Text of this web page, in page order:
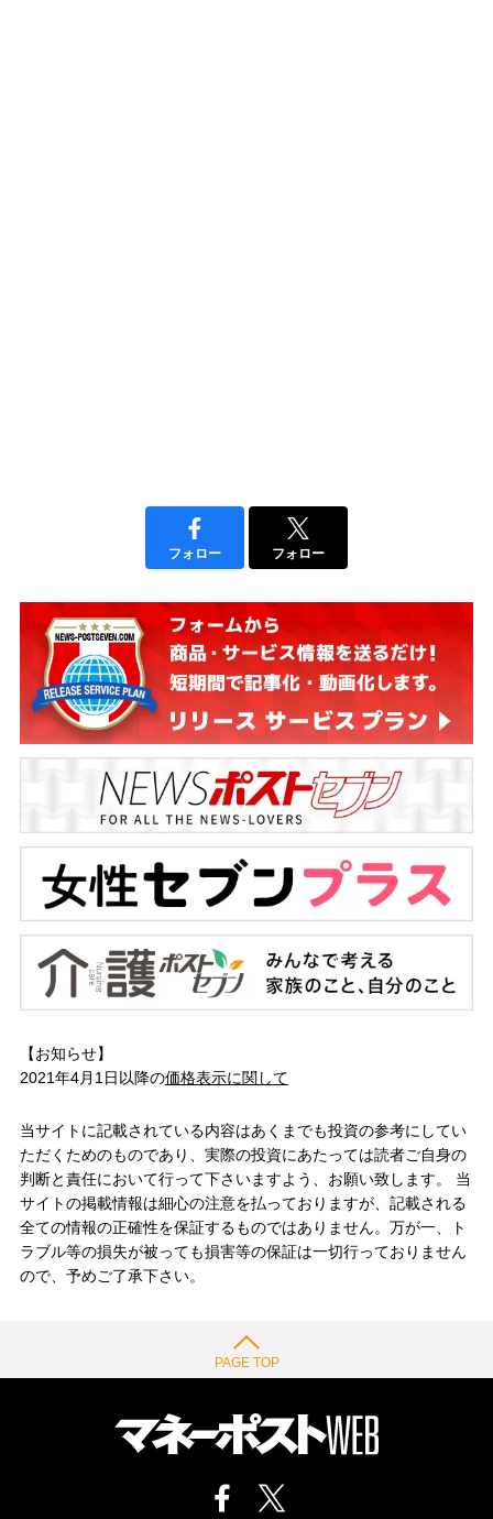
フォロー フォロー
【お知らせ】
2021年4月1日以降の価格表示に関して
当サイトに記載されている内容はあくまでも投資の参考にしてい
ただくためのものであり、実際の投資にあたっては読者ご自身の
判断と責任において行って下さいますよう、お願い致します。 当
サイトの掲載情報は細心の注意を払っておりますが、記載される
全ての情報の正確性を保証するものではありません。万が一、ト
ラブル等の損失が被っても損害等の保証は一切行っておりません
ので、予めご了承下さい。
PAGE TOP